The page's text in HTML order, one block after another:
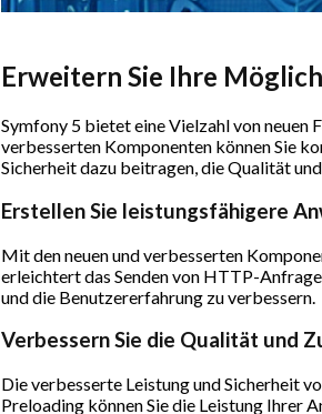
Erweitern Sie Ihre
Symfony 5 bietet eine Vielzahl von neuen
verbesserten Komponenten können Sie
Sicherheit dazu beitragen, die Qualität
Erstellen Sie leistungsfähigere
Mit den neuen und verbesserten
erleichtert das Senden von HTTP-
und die Benutzererfahrung zu verbessern.
Verbessern Sie die Qualität und
Die verbesserte Leistung und Sicherheit
Preloading können Sie die Leistung Ihrer